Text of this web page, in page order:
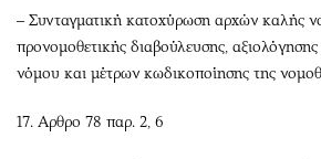
– Συνταγματική κατοχύρωση αρχών καλής
προνομοθετικής διαβούλευσης,
νόμου και μέτρων κωδικοποίησης της
17. Αρθρο 78 παρ. 2, 6